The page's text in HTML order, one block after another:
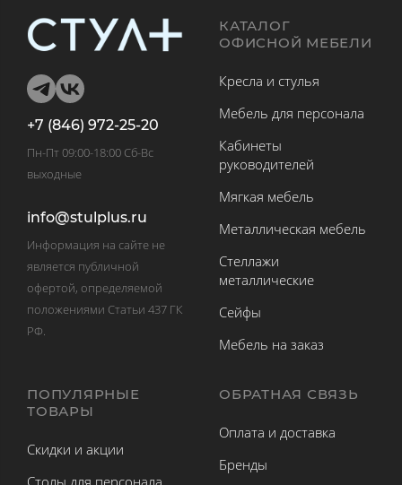
+7 (846) 972-25-20
Пн-Пт 09:00-18:00 Сб-Вс
выходные
info@stulplus.ru
Информация на сайте не
является публичной
офертой, определяемой
положениями Статьи 437 ГК
РФ.
КАТАЛОГ
ОФИСНОЙ МЕБЕЛИ
Кресла и стулья
Мебель для персонала
Кабинеты
руководителей
Мягкая мебель
Металлическая мебель
Стеллажи
металлические
Сейфы
Мебель на заказ
ПОПУЛЯРНЫЕ
ТОВАРЫ
Скидки и акции
ОБРАТНАЯ СВЯЗЬ
Оплата и доставка
Бренды